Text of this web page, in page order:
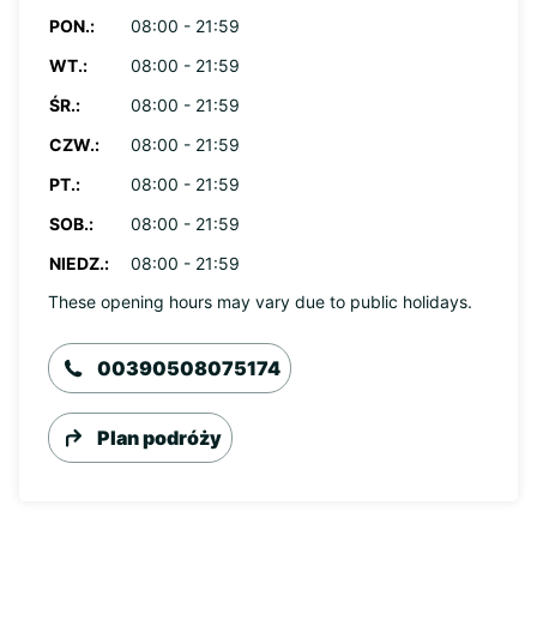
PON.:
08:00 - 21:59
WT.:
08:00 - 21:59
ŚR.:
08:00 - 21:59
CZW.:
08:00 - 21:59
PT.:
08:00 - 21:59
SOB.:
08:00 - 21:59
NIEDZ.:
08:00 - 21:59
These opening hours may vary due to public holidays.
00390508075174
Plan podróży